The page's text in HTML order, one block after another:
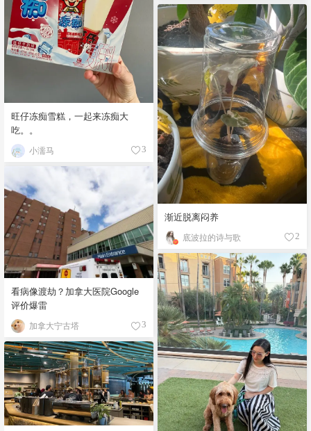
旺仔冻痴雪糕，一起来冻痴大
吃。。
小濡马 3
渐近脱离闷养
底波拉的诗与歌 2
看病像渡劫？加拿大医院Google
评价爆雷
加拿大宁古塔 3